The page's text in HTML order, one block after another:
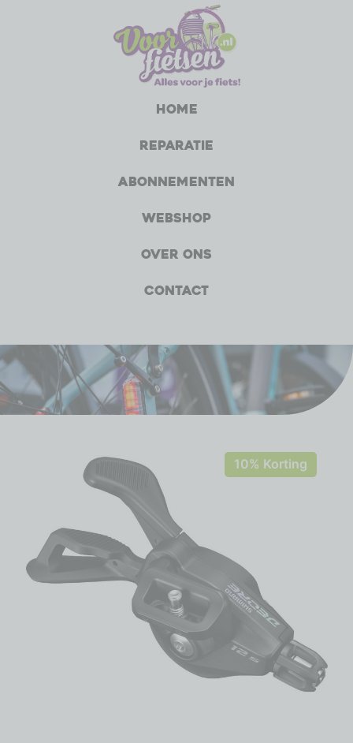
Home
Reparatie
Abonnementen
Webshop
Over ons
Contact
10% Korting